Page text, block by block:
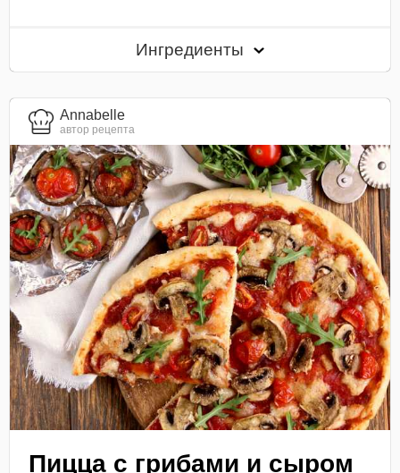
Ингредиенты
Annabelle
автор рецепта
Пицца с грибами и сыром